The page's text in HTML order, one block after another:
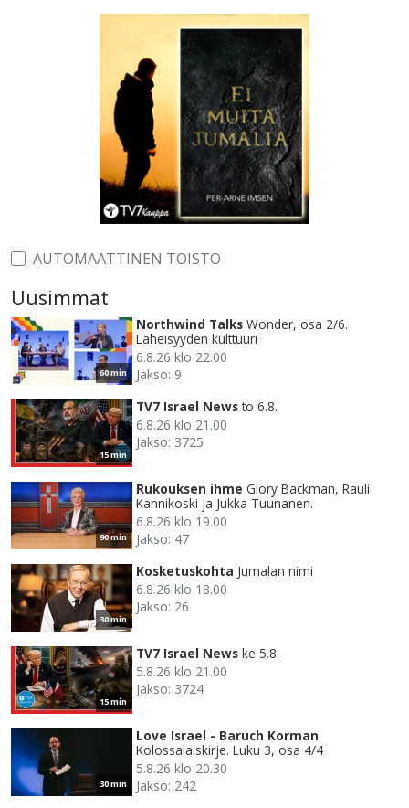
AUTOMAATTINEN TOISTO
Uusimmat
60 min
Northwind Talks Wonder, osa 2/6.
Läheisyyden kulttuuri
6.8.26 klo 22.00
Jakso: 9
15 min
TV7 Israel News to 6.8.
6.8.26 klo 21.00
Jakso: 3725
90 min
Rukouksen ihme Glory Backman, Rauli
Kannikoski ja Jukka Tuunanen.
6.8.26 klo 19.00
Jakso: 47
30 min
Kosketuskohta Jumalan nimi
6.8.26 klo 18.00
Jakso: 26
15 min
TV7 Israel News ke 5.8.
5.8.26 klo 21.00
Jakso: 3724
30 min
Love Israel - Baruch Korman
Kolossalaiskirje. Luku 3, osa 4/4
5.8.26 klo 20.30
Jakso: 242